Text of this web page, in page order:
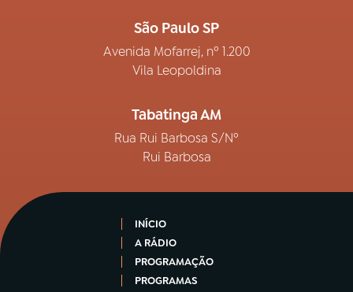
São Paulo SP
Avenida Mofarrej, nº 1.200
Vila Leopoldina
Tabatinga AM
Rua Rui Barbosa S/Nº
Rui Barbosa
INÍCIO
A RÁDIO
PROGRAMAÇÃO
PROGRAMAS